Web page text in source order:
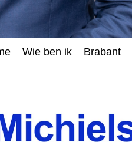
Wie ben ik Brabant